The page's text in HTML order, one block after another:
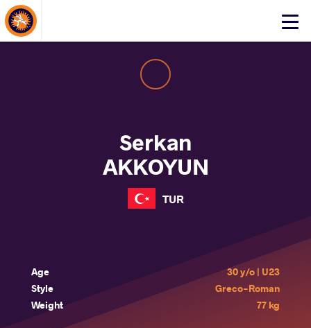
Click
About Events
Serkan
AKKOYUN
TUR
Age
30 y/o | U23
Style
Greco-Roman
Weight
77 kg